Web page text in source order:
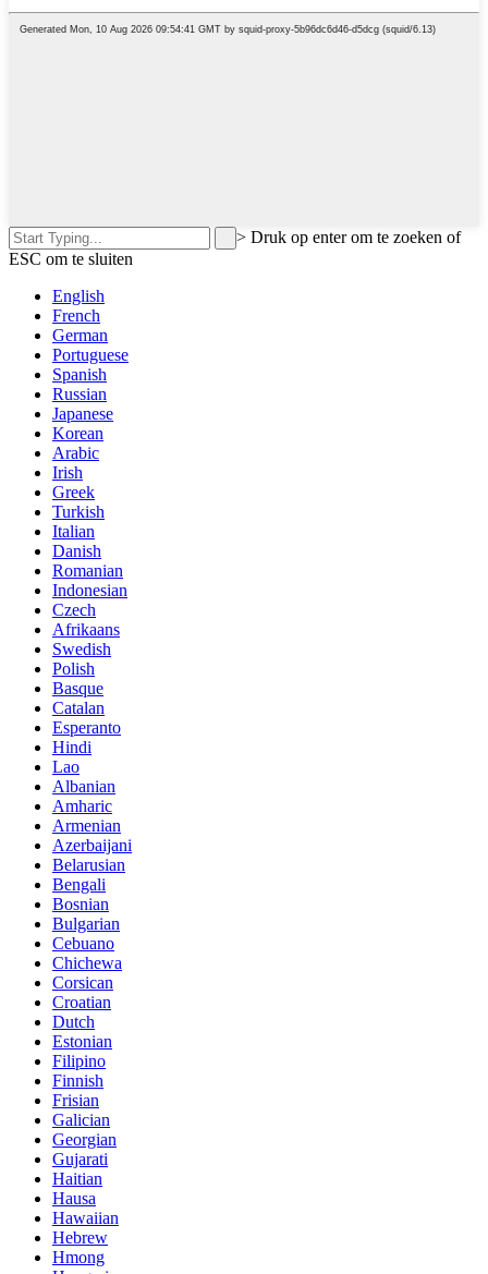
> Druk op enter om te zoeken of
ESC om te sluiten
English
French
German
Portuguese
Spanish
Russian
Japanese
Korean
Arabic
Irish
Greek
Turkish
Italian
Danish
Romanian
Indonesian
Czech
Afrikaans
Swedish
Polish
Basque
Catalan
Esperanto
Hindi
Lao
Albanian
Amharic
Armenian
Azerbaijani
Belarusian
Bengali
Bosnian
Bulgarian
Cebuano
Chichewa
Corsican
Croatian
Dutch
Estonian
Filipino
Finnish
Frisian
Galician
Georgian
Gujarati
Haitian
Hausa
Hawaiian
Hebrew
Hmong